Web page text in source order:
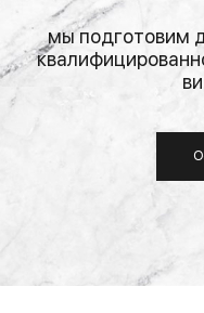
мы подготовим